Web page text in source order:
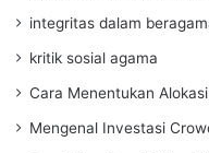
integritas dalam
kritik sosial agama
Cara Menentukan
Mengenal Investasi